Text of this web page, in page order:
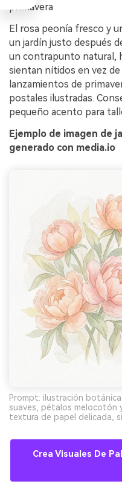
primavera
El rosa peonía fresco y
un jardín justo después
un contrapunto natural,
sientan nítidos en vez
lanzamientos de
postales ilustradas.
pequeño acento para
Ejemplo de imagen de
generado con media.io
Prompt: ilustración
suaves, pétalos melocotón
textura de papel delicada,
Crea Visuales De